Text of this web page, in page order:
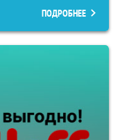
ПОДРОБНЕЕ